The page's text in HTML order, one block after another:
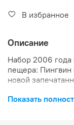
В избранное
Описание
Набор 2006 года
пещера:
новой
Показать